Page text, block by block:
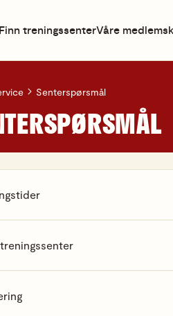
Finn treningssenterVåre
Senterspørsmål